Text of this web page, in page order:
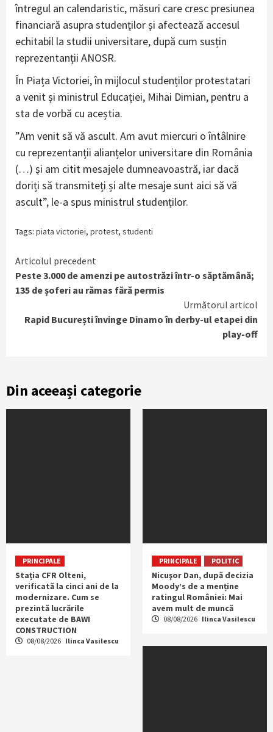
întregul an calendaristic, măsuri care cresc presiunea
financiară asupra studenților și afectează accesul
echitabil la studii universitare, după cum susțin
reprezentanții ANOSR.
În Piața Victoriei, în mijlocul studenților protestatari
a venit și ministrul Educației, Mihai Dimian, pentru a
sta de vorbă cu aceștia.
”Am venit să vă ascult. Am avut miercuri o întâlnire
cu reprezentanții alianțelor universitare din România
(…) și am citit mesajele dumneavoastră, iar dacă
doriți să transmiteți și alte mesaje sunt aici să vă
ascult”, le-a spus ministrul studenților.
Tags: piata victoriei, protest, studenti
Continue
Reading
Articolul precedent
Peste 3.000 de amenzi pe autostrăzi într-o săptămână;
135 de șoferi au rămas fără permis
Următorul articol
Rapid București învinge Dinamo în derby-ul etapei din
play-off
Din aceeași categorie
PRINCIPALE
Stația CFR Olteni,
verificată la cinci ani de la
modernizare. Cum se
prezintă lucrările
executate de BAWI
CONSTRUCTION
08/08/2026 Ilinca Vasilescu
PRINCIPALE POLITIC
Nicuşor Dan, după decizia
Moody’s de a menține
ratingul României: Mai
avem mult de muncă
08/08/2026 Ilinca Vasilescu